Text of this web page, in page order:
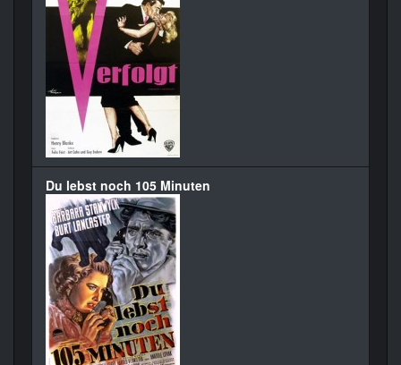
Du lebst noch 105 Minuten